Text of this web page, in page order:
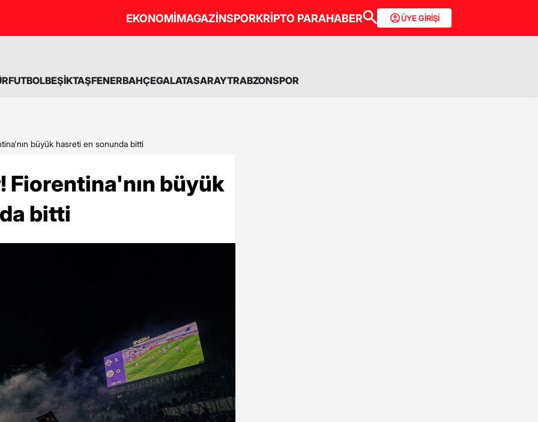
EKONOMİMAGAZİNSPORKRİPTO PARAHABER ÜYE GİRİŞİ
FUTBOLBEŞİKTAŞFENERBAHÇEGALATASARAYTRABZONSPOR
büyük hasreti en sonunda bitti
Fiorentina'nın büyük
bitti